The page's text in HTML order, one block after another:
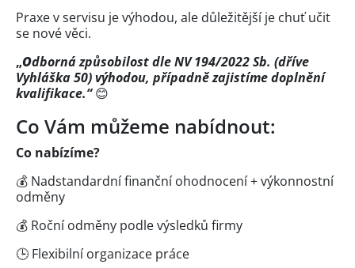
Praxe v servisu je výhodou, ale důležitější je chuť učit
se nové věci.
„Odborná způsobilost dle NV 194/2022 Sb. (dříve
Vyhláška 50) výhodou, případně zajistíme doplnění
kvalifikace.“😊
Co Vám můžeme nabídnout:
Co nabízíme?
💰 Nadstandardní finanční ohodnocení + výkonnostní
odměny
💰 Roční odměny podle výsledků firmy
🕒 Flexibilní organizace práce